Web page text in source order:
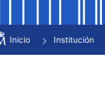
Mostrar/Ocultar
Inicio Institución